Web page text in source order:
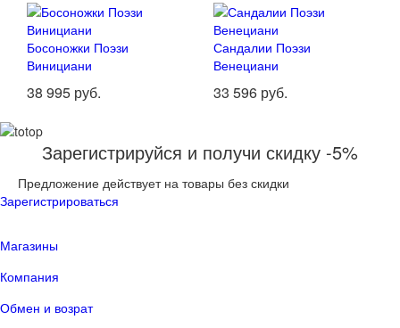
Босоножки Поэзи
Винициани
38 995 руб.
Сандалии Поэзи
Венециани
33 596 руб.
Зарегистрируйся и получи скидку -5%
Предложение действует на товары без скидки
Зарегистрироваться
Магазины
Компания
Обмен и возрат